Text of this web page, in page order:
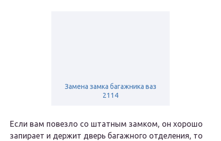
Замена замка багажника ваз
2114
Если вам повезло со штатным замком, он хорошо
запирает и держит дверь багажного отделения, то